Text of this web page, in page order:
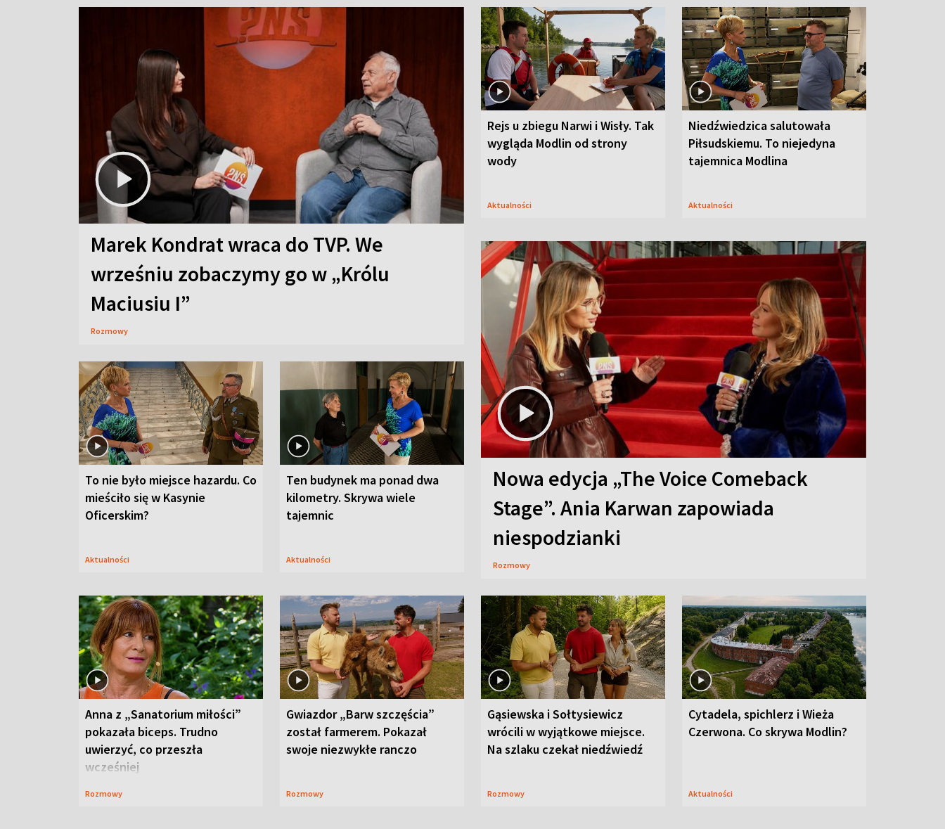
Marek Kondrat wraca do TVP. We
wrześniu zobaczymy go w „Królu
Maciusiu I”
Rozmowy
Rejs u zbiegu Narwi i Wisły. Tak
wygląda Modlin od strony
wody
Aktualności
Niedźwiedzica salutowała
Piłsudskiemu. To niejedyna
tajemnica Modlina
Aktualności
To nie było miejsce hazardu. Co
mieściło się w Kasynie
Oficerskim?
Aktualności
Ten budynek ma ponad dwa
kilometry. Skrywa wiele
tajemnic
Aktualności
Nowa edycja „The Voice Comeback
Stage”. Ania Karwan zapowiada
niespodzianki
Rozmowy
Anna z „Sanatorium miłości”
pokazała biceps. Trudno
uwierzyć, co przeszła
wcześniej
Rozmowy
Gwiazdor „Barw szczęścia”
został farmerem. Pokazał
swoje niezwykłe ranczo
Rozmowy
Gąsiewska i Sołtysiewicz
wrócili w wyjątkowe miejsce.
Na szlaku czekał niedźwiedź
Rozmowy
Cytadela, spichlerz i Wieża
Czerwona. Co skrywa Modlin?
Aktualności